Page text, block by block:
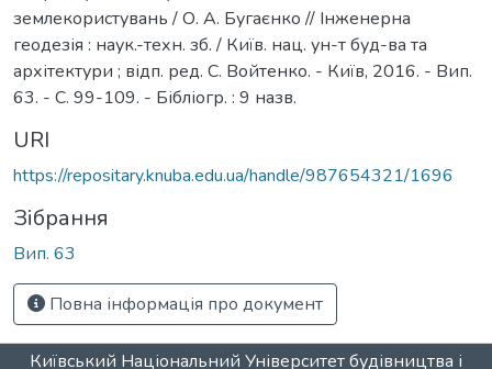
землекористувань / О. А. Бугаєнко // Інженерна
геодезія : наук.-техн. зб. / Київ. нац. ун-т буд-ва та
архітектури ; відп. ред. С. Войтенко. - Київ, 2016. - Вип.
63. - С. 99-109. - Бібліогр. : 9 назв.
URI
https://repositary.knuba.edu.ua/handle/987654321/1696
Зібрання
Вип. 63
Повна інформація про документ
Київський Національний Університет будівництва і